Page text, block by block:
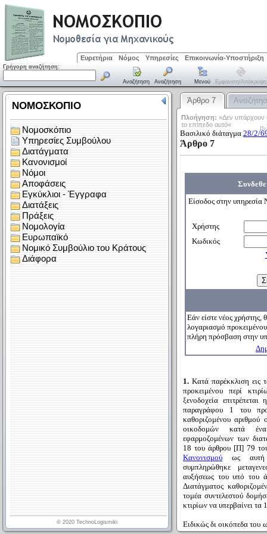
Ευρετήρια Νόμος Υπηρεσίες Επικοινωνία-Υποστήριξη
Γρήγορη αναζήτηση:
Αναζήτηση Αναζήτηση Μενού Εμφάνιση/απόκρυψη
Άρθρο 7